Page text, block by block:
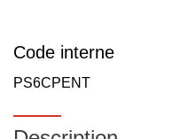
Code interne
PS6CPENT